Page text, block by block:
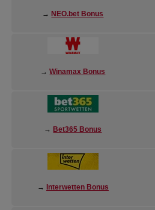
→ NEO.bet Bonus
→Winamax Bonus
→ Bet365 Bonus
→ Interwetten Bonus